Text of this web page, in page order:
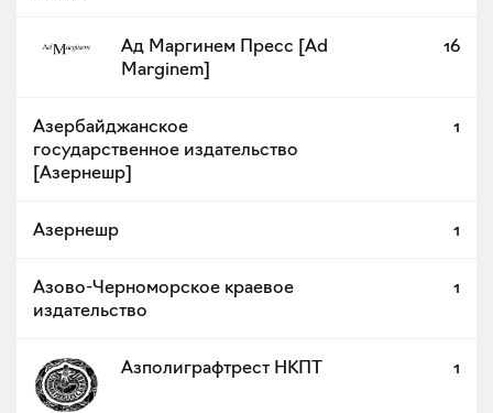
Ад Маргинем Пресс [Ad
Marginem]
16
Азербайджанское
государственное издательство
[Азернешр]
1
Азернешр 1
Азово-Черноморское краевое
издательство
1
Азполиграфтрест НКПТ 1